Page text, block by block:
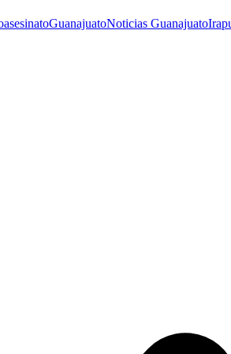
asesinatoGuanajuatoNoticias Guanajuato